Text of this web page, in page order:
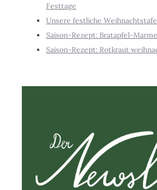
Festtage
Unsere festliche
Saison-Rezept: Bratapfel-
Saison-Rezept: Rotkraut